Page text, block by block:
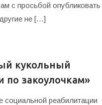
с просьбой опубликовать
не […]
кукольный
по закоулочкам»
реабилитации